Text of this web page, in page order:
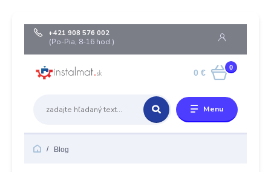
Menu
+421 908 576 002
(Po-Pia, 8-16 hod.)
0
0 €
Blog